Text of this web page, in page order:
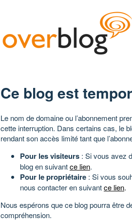
Ce blog est
Le nom de domaine ou l’abonnement
cette interruption. Dans certains cas, le
rendant son accès limité tant que
Pour les visiteurs : Si vous avez
blog en suivantce lien.
Pour le propriétaire : Si vous
nous contacter en suivantce lien.
Nous espérons que ce blog pourra être
compréhension.